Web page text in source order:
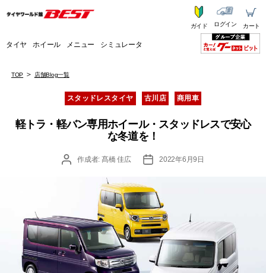
タイヤ ホイール メニュー シミュレータ
ガイド ログイン カート
TOP 店舗Blog一覧
カ
テ
リ
ー
スタッドレスタイヤ 古川店 商用車
軽トラ・軽バン専用ホイール・スタッドレスで安心
な冬道を！
投
作成者: 髙橋 佳広
投
2022年6月9日